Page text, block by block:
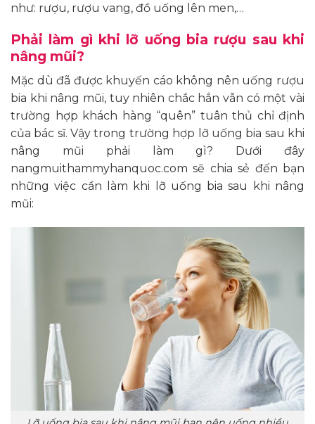
như: rượu, rượu vang, đồ uống lên men,…
Phải làm gì khi lỡ uống bia rượu sau khi
nâng mũi?
Mặc dù đã được khuyến cáo không nên uống rượu
bia khi nâng mũi, tuy nhiên chắc hẳn vẫn có một vài
trường hợp khách hàng “quên” tuân thủ chỉ định
của bác sĩ. Vậy trong trường hợp lỡ uống bia sau khi
nâng mũi phải làm gì? Dưới đây
nangmuithammyhanquoc.com sẽ chia sẻ đến bạn
những việc cần làm khi lỡ uống bia sau khi nâng
mũi: